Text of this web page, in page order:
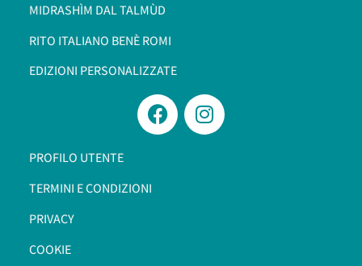
MIDRASHÌM DAL TALMÙD
RITO ITALIANO BENÈ ROMI​
EDIZIONI PERSONALIZZATE
PROFILO UTENTE
TERMINI E CONDIZIONI
PRIVACY
COOKIE